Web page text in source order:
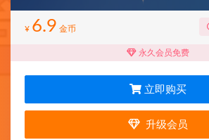
¥ 6.9 金币
永久会员免费
立即购买
升级会员